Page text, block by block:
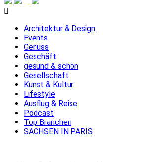
Architektur & Design
Events
Genuss
Geschäft
gesund & schön
Gesellschaft
Kunst & Kultur
Lifestyle
Ausflug & Reise
Podcast
Top Branchen
SACHSEN IN PARIS